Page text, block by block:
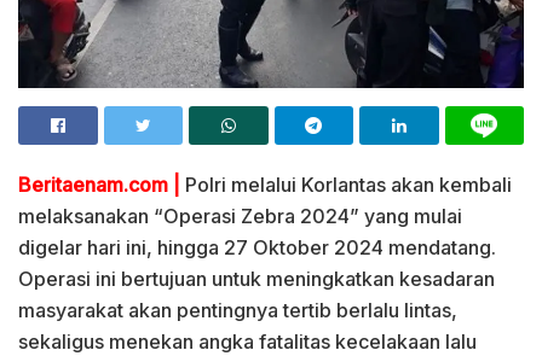
Beritaenam.com |
Polri melalui Korlantas akan kembali
melaksanakan “Operasi Zebra 2024” yang mulai
digelar hari ini, hingga 27 Oktober 2024 mendatang.
Operasi ini bertujuan untuk meningkatkan kesadaran
masyarakat akan pentingnya tertib berlalu lintas,
sekaligus menekan angka fatalitas kecelakaan lalu